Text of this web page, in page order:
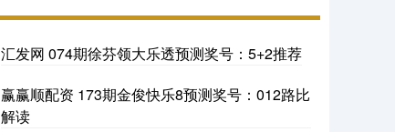
汇发网 074期徐芬领大乐透预测奖号：5+2推荐
赢赢顺配资 173期金俊快乐8预测奖号：012路比
解读